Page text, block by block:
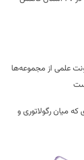
علمی از مجموعه‌ها
میان رگولاتوری و